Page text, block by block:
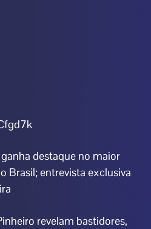
destaque no maior
Brasil; entrevista exclusiva
revelam bastidores,